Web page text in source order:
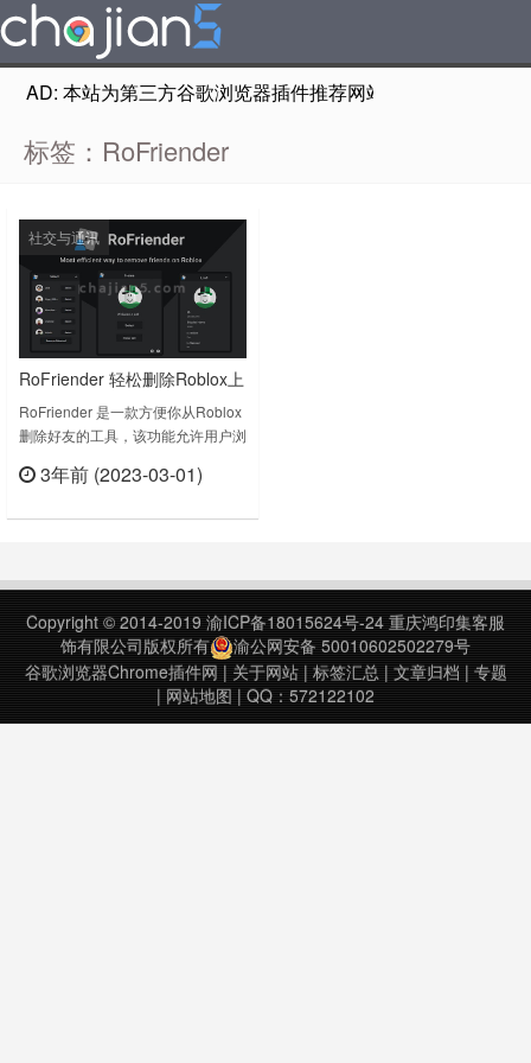
AD: 本站为第三方谷歌浏览器插件推荐网站，非Google
标签：RoFriender
社交与通讯
RoFriender 轻松删除Roblox上
的好友 支持批量删除
RoFriender 是一款方便你从Roblox
删除好友的工具，该功能允许用户浏
删除的朋友。然后插件将从用户的好
3年前 (2023-03-01)
Copyright © 2014-2019 渝ICP备18015624号-24 重庆鸿印集客服
饰有限公司版权所有
渝公网安备 50010602502279号
谷歌浏览器Chrome插件网 | 关于网站| 标签汇总| 文章归档 | 专题
| 网站地图 | QQ：572122102